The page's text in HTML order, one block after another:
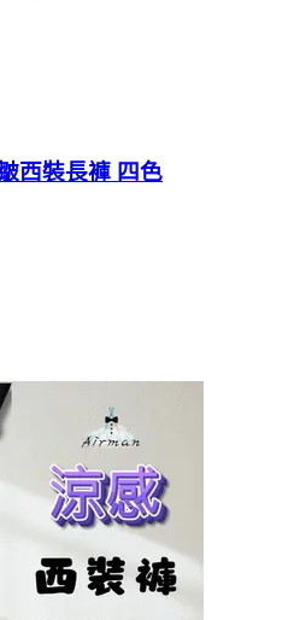
西裝長褲 四色